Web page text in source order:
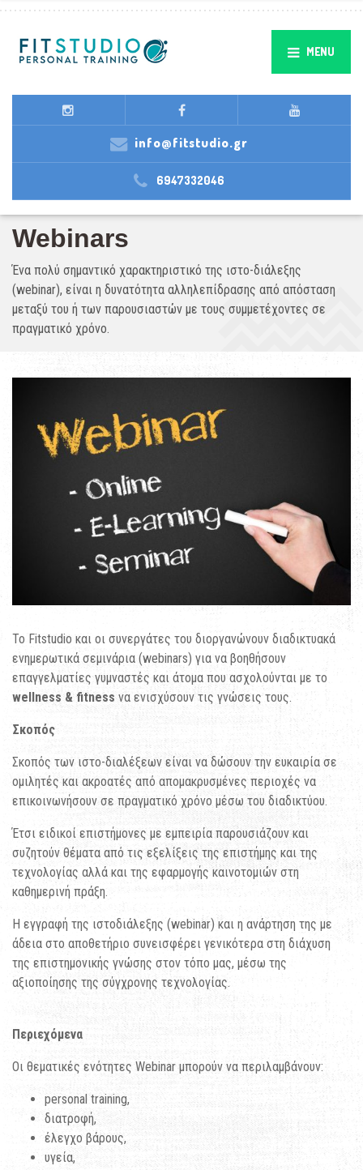
MENU
info@fitstudio.gr
6947332046
Webinars
Ένα πολύ σημαντικό χαρακτηριστικό της ιστο-διάλεξης
(webinar), είναι η δυνατότητα αλληλεπίδρασης από απόσταση
μεταξύ του ή των παρουσιαστών με τους συμμετέχοντες σε
πραγματικό χρόνο.
To Fitstudio και οι συνεργάτες του διοργανώνουν διαδικτυακά
ενημερωτικά σεμινάρια (webinars) για να βοηθήσουν
επαγγελματίες γυμναστές και άτομα που ασχολούνται με το
wellness & fitness να ενισχύσουν τις γνώσεις τους.
Σκοπός
Σκοπός των ιστο-διαλέξεων είναι να δώσουν την ευκαιρία σε
ομιλητές και ακροατές από απομακρυσμένες περιοχές να
επικοινωνήσουν σε πραγματικό χρόνο μέσω του διαδικτύου.
Έτσι ειδικοί επιστήμονες με εμπειρία παρουσιάζουν και
συζητούν θέματα από τις εξελίξεις της επιστήμης και της
τεχνολογίας αλλά και της εφαρμογής καινοτομιών στη
καθημερινή πράξη.
Η εγγραφή της ιστοδιάλεξης (webinar) και η ανάρτηση της με
άδεια στο αποθετήριο συνεισφέρει γενικότερα στη διάχυση
της επιστημονικής γνώσης στον τόπο μας, μέσω της
αξιοποίησης της σύγχρονης τεχνολογίας.
Περιεχόμενα
Οι θεματικές ενότητες Webinar μπορούν να περιλαμβάνουν:
personal training,
διατροφή,
έλεγχο βάρους,
υγεία,